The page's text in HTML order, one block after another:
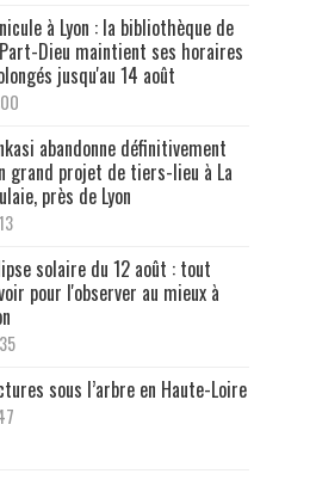
à Lyon : la bibliothèque de
Dieu maintient ses horaires
jusqu'au 14 août
abandonne définitivement
grand projet de tiers-lieu à La
près de Lyon
solaire du 12 août : tout
pour l'observer au mieux à
sous l’arbre en Haute-Loire